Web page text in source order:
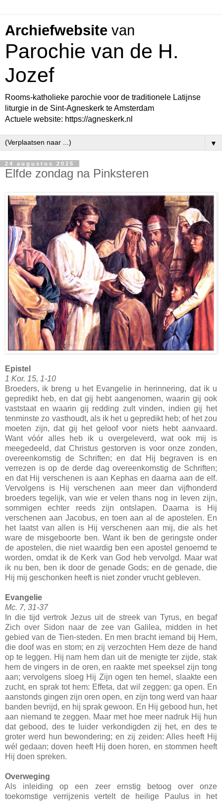
Archiefwebsite van
Parochie van de H.
Jozef
Rooms-katholieke parochie voor de traditionele Latijnse
liturgie in de Sint-Agneskerk te Amsterdam
Actuele website: https://agneskerk.nl
▼
24 augustus 2025
Elfde zondag na Pinksteren
Epistel
1 Kor. 15, 1-10
Broeders, ik breng u het Evangelie in herinnering, dat ik u
gepredikt heb, en dat gij hebt aangenomen, waarin gij ook
vaststaat en waarin gij redding zult vinden, indien gij het
tenminste zo vasthoudt, als ik het u gepredikt heb; of het zou
moeten zijn, dat gij het geloof voor niets hebt aanvaard.
Want vóór alles heb ik u overgeleverd, wat ook mij is
meegedeeld, dat Christus gestorven is voor onze zonden,
overeenkomstig de Schriften; en dat Hij begraven is en
verrezen is op de derde dag overeenkomstig de Schriften;
en dat Hij verschenen is aan Kephas en daarna aan de elf.
Vervolgens is Hij verschenen aan meer dan vijfhonderd
broeders tegelijk, van wie er velen thans nog in leven zijn,
sommigen echter reeds zijn ontslapen. Daarna is Hij
verschenen aan Jacobus, en toen aan al de apostelen. En
het laatst van allen is Hij verschenen aan mij, die als het
ware de misgeboorte ben. Want ik ben de geringste onder
de apostelen, die niet waardig ben een apostel genoemd te
worden, omdat ik de Kerk van God heb vervolgd. Maar wat
ik nu ben, ben ik door de genade Gods; en de genade, die
Hij mij geschonken heeft is niet zonder vrucht gebleven.
Evangelie
Mc. 7, 31-37
In die tijd vertrok Jezus uit de streek van Tyrus, en begaf
Zich over Sidon naar de zee van Galilea, midden in het
gebied van de Tien-steden. En men bracht iemand bij Hem,
die doof was en stom; en zij verzochten Hem deze de hand
op te leggen. Hij nam hem dan uit de menigte ter zijde, stak
hem de vingers in de oren, en raakte met speeksel zijn tong
aan; vervolgens sloeg Hij Zijn ogen ten hemel, slaakte een
zucht, en sprak tot hem: Effeta, dat wil zeggen: ga open. En
aanstonds gingen zijn oren open, en zijn tong werd van haar
banden bevrijd, en hij sprak gewoon. En Hij gebood hun, het
aan niemand te zeggen. Maar met hoe meer nadruk Hij hun
dat gebood, des te luider verkondigden zij het, en des te
groter werd hun bewondering; en zij zeiden: Alles heeft Hij
wél gedaan; doven heeft Hij doen horen, en stommen heeft
Hij doen spreken.
Overweging
Als inleiding op een zeer ernstig betoog over onze
toekomstige verrijzenis vertelt de heilige Paulus in het